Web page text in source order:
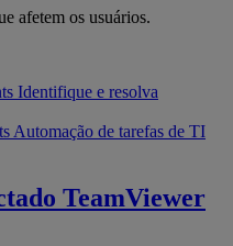
afetem os usuários.
Identifique e resolva
Automação de tarefas de TI
TeamViewer